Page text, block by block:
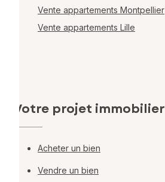
Vente appartements Montpellier
Vente appartements Lille
Votre projet immobilier
Acheter un bien
Vendre un bien